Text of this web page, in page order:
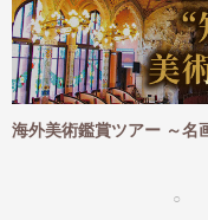
海外美術鑑賞ツアー ～名